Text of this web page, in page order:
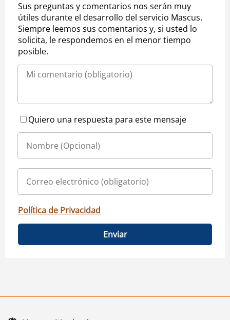
Sus preguntas y comentarios nos serán muy
útiles durante el desarrollo del servicio Mascus.
Siempre leemos sus comentarios y, si usted lo
solicita, le respondemos en el menor tiempo
posible.
Quiero una respuesta para este mensaje
Política de Privacidad
Enviar